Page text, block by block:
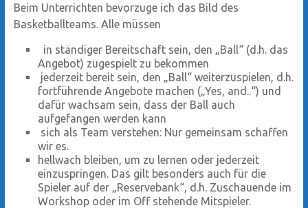
Beim Unterrichten bevorzuge ich das Bild des
Basketballteams. Alle müssen
in ständiger Bereitschaft sein, den „Ball“ (d.h. das
Angebot) zugespielt zu bekommen
jederzeit bereit sein, den „Ball“ weiterzuspielen, d.h.
fortführende Angebote machen („Yes, and..“) und
dafür wachsam sein, dass der Ball auch
aufgefangen werden kann
sich als Team verstehen: Nur gemeinsam schaffen
wir es.
hellwach bleiben, um zu lernen oder jederzeit
einzuspringen. Das gilt besonders auch für die
Spieler auf der „Reservebank“, d.h. Zuschauende im
Workshop oder im Off stehende Mitspieler.